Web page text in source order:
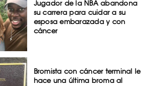
Jugador de la NBA abandona
su carrera para cuidar a su
esposa embarazada y con
cáncer
Bromista con cáncer terminal le
hace una última broma al